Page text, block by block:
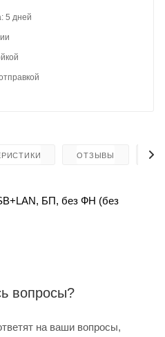
5 дней
ОТЗЫВЫ
БП, без ФН (без
вопросы?
на ваши вопросы,